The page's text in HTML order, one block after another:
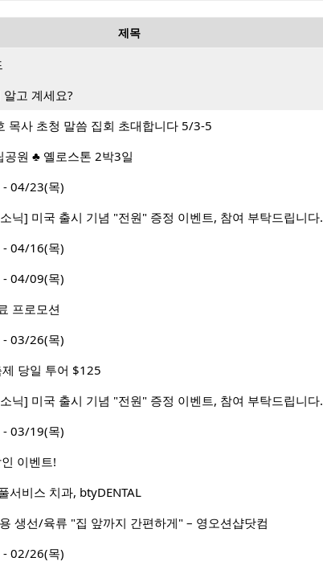
제목
고 계세요?
목사 초청 말씀 집회 초대합니다 5/3-5
원 ♣ 옐로스톤 2박3일
- 04/23(목)
닉] 미국 출시 기념 "전원" 증정 이벤트, 참여 부탁드립니다.
- 04/16(목)
- 04/09(목)
프로모션
- 03/26(목)
당일 투어 $125
닉] 미국 출시 기념 "전원" 증정 이벤트, 참여 부탁드립니다.
- 03/19(목)
이벤트!
서비스 치과, btyDENTAL
생선/육류 "집 앞까지 간편하게" – 영오션샵닷컴
- 02/26(목)